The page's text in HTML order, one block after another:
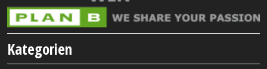
Kategorien